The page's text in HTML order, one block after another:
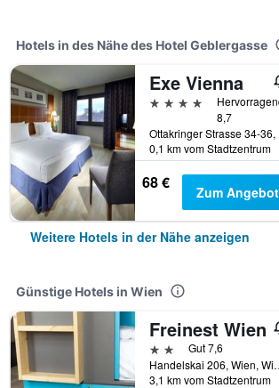
Hotels in des Nähe des Hotel Geblergasse
Exe Vienna
4 Sterne
8,7
0,1 km vom Stadtzentrum
68 € Zum Angebot
Weitere Hotels in der Nähe anzeigen
Günstige Hotels in Wien
Freinest Wien
2 SterneGut 7,6
Handelskai
3,1 km vom Stadtzentrum